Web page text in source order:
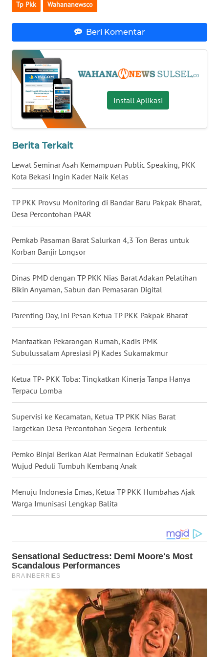
Tp Pkk Wahananewsco
Beri Komentar
Install Aplikasi
Berita Terkait
Lewat Seminar Asah Kemampuan Public Speaking, PKK
Kota Bekasi Ingin Kader Naik Kelas
TP PKK Provsu Monitoring di Bandar Baru Pakpak Bharat,
Desa Percontohan PAAR
Pemkab Pasaman Barat Salurkan 4,3 Ton Beras untuk
Korban Banjir Longsor
Dinas PMD dengan TP PKK Nias Barat Adakan Pelatihan
Bikin Anyaman, Sabun dan Pemasaran Digital
Parenting Day, Ini Pesan Ketua TP PKK Pakpak Bharat
Manfaatkan Pekarangan Rumah, Kadis PMK
Subulussalam Apresiasi Pj Kades Sukamakmur
Ketua TP- PKK Toba: Tingkatkan Kinerja Tanpa Hanya
Terpacu Lomba
Supervisi ke Kecamatan, Ketua TP PKK Nias Barat
Targetkan Desa Percontohan Segera Terbentuk
Pemko Binjai Berikan Alat Permainan Edukatif Sebagai
Wujud Peduli Tumbuh Kembang Anak
Menuju Indonesia Emas, Ketua TP PKK Humbahas Ajak
Warga Imunisasi Lengkap Balita
NTT
WN
KEPRI
WN
WN
PAPUA
RIAU
WN
SERAMBI
WN
JAMBI
WN
SULTRA
WN
NTB
WN
WN
WN
BABEL
WN
SUMBAR
SUMSEL
WN
BENGKULU
WN
LAMPUNG
WN
JATENG